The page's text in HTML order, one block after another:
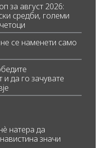
за август 2026:
средби, големи
се наменети само
да го зачувате
натера да
значи